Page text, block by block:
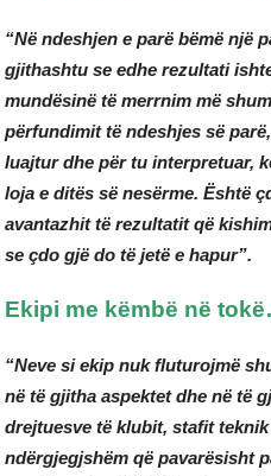
“Në ndeshjen e parë bëmë një
gjithashtu se edhe rezultati
mundësinë të merrnim më
përfundimit të ndeshjes së
luajtur dhe për tu interpretuar,
loja e ditës së nesërme. Është
avantazhit të rezultatit që
se çdo gjë do të jetë e hapur”.
Ekipi me këmbë në
“Neve si ekip nuk fluturojmë
në të gjitha aspektet dhe në të
drejtuesve të klubit, stafit
ndërgjegjshëm që pavarësisht